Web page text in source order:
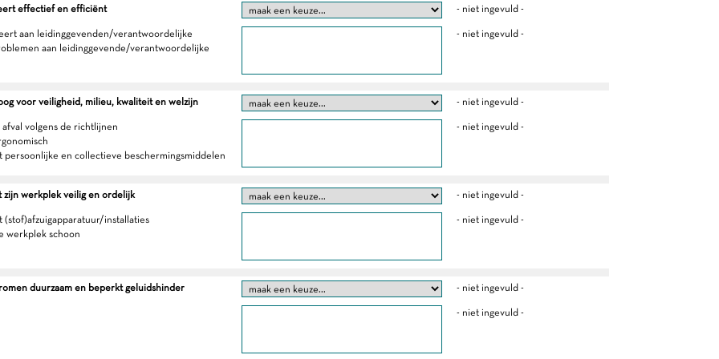
effectief en efficiënt - niet ingevuld -
aan leidinggevenden/verantwoordelijke
aan leidinggevende/verantwoordelijke
- niet ingevuld -
voor veiligheid, milieu, kwaliteit en welzijn - niet ingevuld -
volgens de richtlijnen
persoonlijke en collectieve beschermingsmiddelen
- niet ingevuld -
zijn werkplek veilig en ordelijk - niet ingevuld -
(stof)afzuigapparatuur/installaties
werkplek schoon
- niet ingevuld -
duurzaam en beperkt geluidshinder - niet ingevuld -
- niet ingevuld -